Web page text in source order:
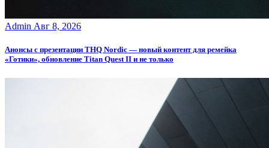
Admin Авг 8, 2026
Анонсы с презентации THQ Nordic — новый контент для ремейка
«Готики», обновление Titan Quest II и не только